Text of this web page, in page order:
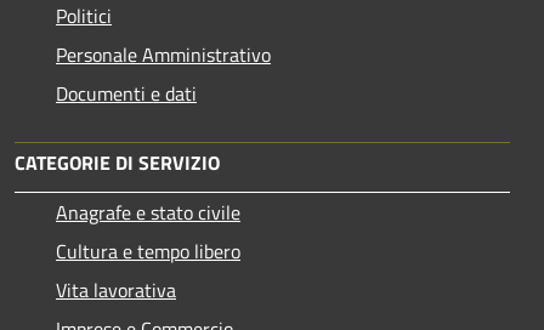
Politici
Personale Amministrativo
Documenti e dati
CATEGORIE DI SERVIZIO
Anagrafe e stato civile
Cultura e tempo libero
Vita lavorativa